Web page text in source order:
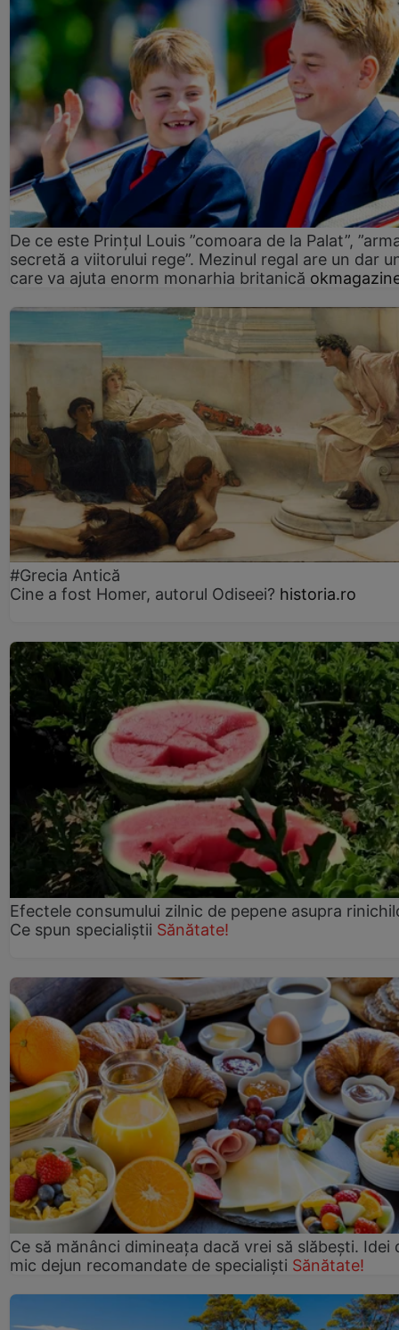
De ce este Prințul Louis ”comoara de la Palat”,
secretă a viitorului rege”. Mezinul regal are un dar
care va ajuta enorm monarhia britanică
#Grecia Antică
Cine a fost Homer, autorul Odiseei? historia.ro
Efectele consumului zilnic de pepene asupra
Ce spun specialiștii Sănătate!
Ce să mănânci dimineața dacă vrei să slăbești. Idei
mic dejun recomandate de specialiști Sănătate!